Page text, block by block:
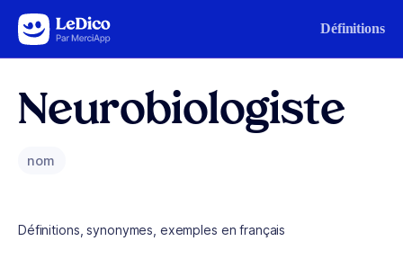
Aller au contenu Définitions
Neurobiologiste
nom
Définitions, synonymes, exemples en français